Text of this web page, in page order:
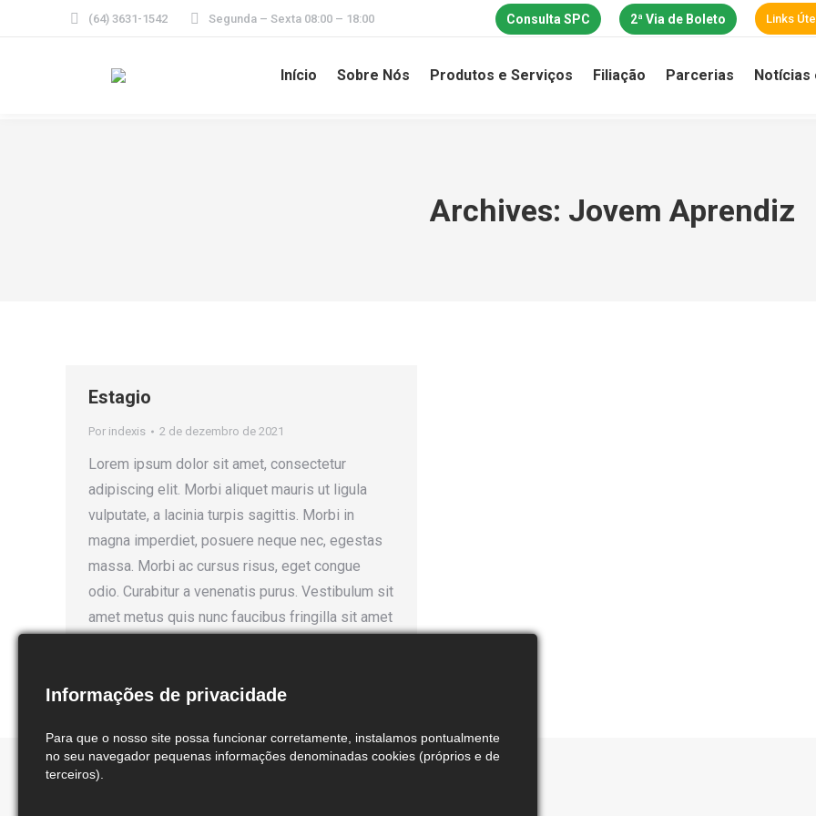
(64) 3631-1542 Segunda – Sexta 08:00 – 18:00 Consulta SPC 2ª Via de Boleto Links
Início Sobre Nós Produtos e Serviços Filiação Parcerias Notícias
Archives: Jovem Aprendiz
Estagio
Por indexis 2 de dezembro de 2021
Lorem ipsum dolor sit amet, consectetur
adipiscing elit. Morbi aliquet mauris ut ligula
vulputate, a lacinia turpis sagittis. Morbi in
magna imperdiet, posuere neque nec, egestas
massa. Morbi ac cursus risus, eget congue
odio. Curabitur a venenatis purus. Vestibulum sit
amet metus quis nunc faucibus fringilla sit amet
Informações de privacidade
Para que o nosso site possa funcionar corretamente, instalamos pontualmente
no seu navegador pequenas informações denominadas cookies (próprios e de
terceiros).